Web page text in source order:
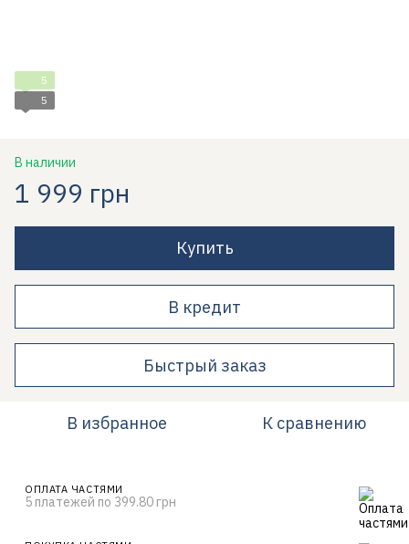
5
5
В наличии
1 999 грн
Купить
В кредит
Быстрый заказ
В избранное К сравнению
ОПЛАТА ЧАСТЯМИ
5 платежей по 399.80 грн